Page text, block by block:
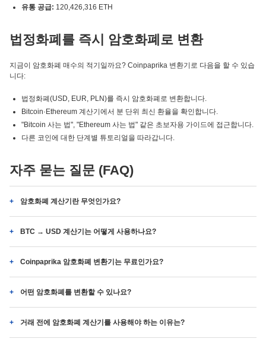
유통 공급: 120,426,316 ETH
법정화폐를 즉시 암호화폐로 변환
지금이 암호화폐 매수의 적기일까요? Coinpaprika 변환기로 다음을 할 수 있습
니다:
법정화폐(USD, EUR, PLN)를 즉시 암호화폐로 변환합니다.
Bitcoin·Ethereum 계산기에서 분 단위 최신 환율을 확인합니다.
"Bitcoin 사는 법", "Ethereum 사는 법" 같은 초보자용 가이드에 접근합니다.
다른 코인에 대한 단계별 튜토리얼을 따라갑니다.
자주 묻는 질문 (FAQ)
암호화폐 계산기란 무엇인가요?
BTC → USD 계산기는 어떻게 사용하나요?
Coinpaprika 암호화폐 변환기는 무료인가요?
어떤 암호화폐를 변환할 수 있나요?
거래 전에 암호화폐 계산기를 사용해야 하는 이유는?